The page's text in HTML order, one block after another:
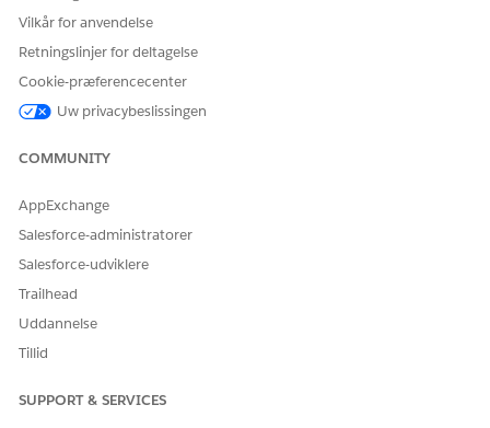
LØSTE DENNE ARTIKEL DIT PROBLEM?
Giv os besked, så vi kan forbedre os!
Vilkår for anvendelse
Retningslinjer for deltagelse
Cookie-præferencecenter
Uw privacybeslissingen
COMMUNITY
AppExchange
Salesforce-administratorer
Salesforce-udviklere
Trailhead
Uddannelse
Tillid
SUPPORT & SERVICES